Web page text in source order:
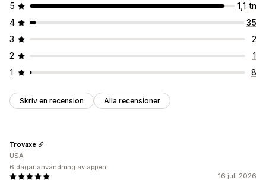
5
1,1 tn
4
35
3
2
2
1
1
8
Skriv en recension Alla recensioner
16 juli 2026
Trovaxe
USA
6 dagar användning av appen